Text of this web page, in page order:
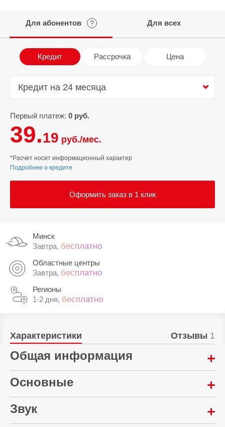
Для абонентов ? Для всех
Кредит Рассрочка Цена
Кредит на 24 месяца
Первый платеж: 0 руб.
39.19 руб./мес.
*Расчет носит информационный характер
Подробнее о кредите
Оформить заказ в 1 клик
Кредит на 24 месяца
Минск
Завтра, бесплатно
Областные центры
Завтра, бесплатно
Регионы
1-2 дня, бесплатно
Характеристики Отзывы 1
Общая информация
Год выпуска:
Материал корпуса:
Основные
Цифровая коррекция "трапеции": горизонтальная:
Есть
Звук